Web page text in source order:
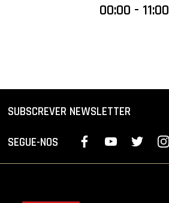
00:00 - 11:00
SUBSCREVER NEWSLETTER
SEGUE-NOS